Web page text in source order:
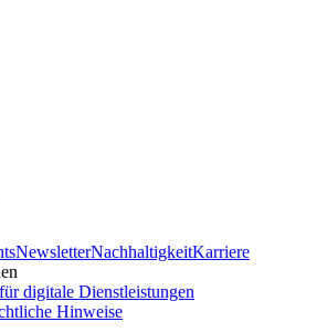
NewsletterNachhaltigkeitKarriere
digitale Dienstleistungen
Hinweise